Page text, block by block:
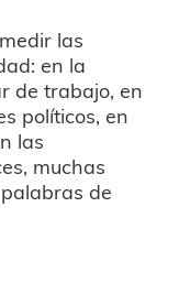
las
en la
de trabajo, en
políticos, en
las
muchas
de